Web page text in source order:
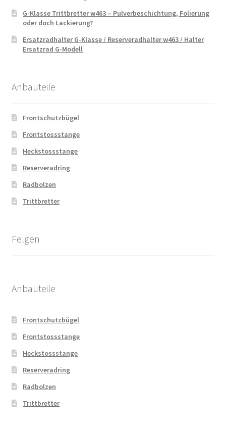
G-Klasse Trittbretter w463 – Pulverbeschichtung, Folierung
oder doch Lackierung?
Ersatzradhalter G-Klasse / Reserveradhalter w463 / Halter
Ersatzrad G-Modell
Anbauteile
Frontschutzbügel
Frontstossstange
Heckstossstange
Reserveradring
Radbolzen
Trittbretter
Felgen
Anbauteile
Frontschutzbügel
Frontstossstange
Heckstossstange
Reserveradring
Radbolzen
Trittbretter